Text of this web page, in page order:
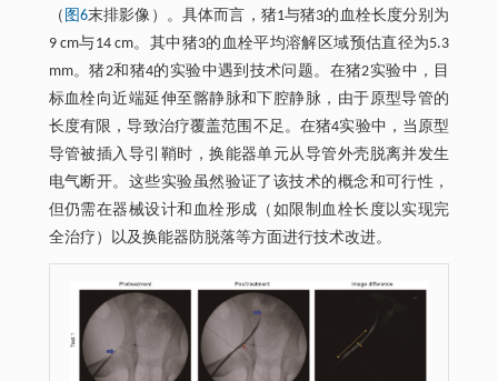
（ 图6末排影像）。具体而言，猪1与猪3的血栓长度分别为
9 cm与14 cm。其中猪3的血栓平均溶解区域预估直径为5.3
mm。猪2和猪4的实验中遇到技术问题。在猪2实验中，目
标血栓向近端延伸至髂静脉和下腔静脉，由于原型导管的
长度有限，导致治疗覆盖范围不足。在猪4实验中，当原型
导管被插入导引鞘时，换能器单元从导管外壳脱离并发生
电气断开。这些实验虽然验证了该技术的概念和可行性，
但仍需在器械设计和血栓形成（如限制血栓长度以实现完
全治疗）以及换能器防脱落等方面进行技术改进。